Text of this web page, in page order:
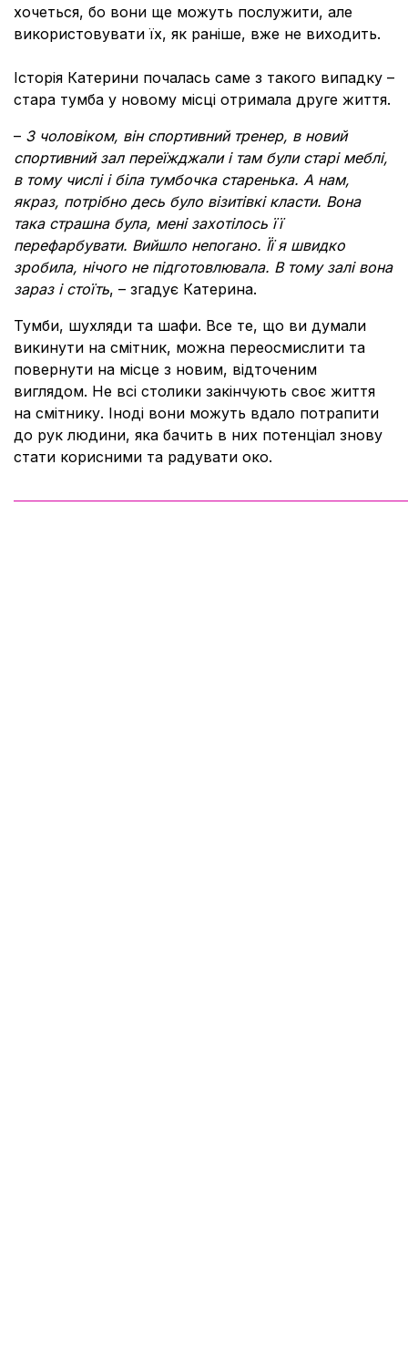
хочеться, бо вони ще можуть послужити, але
використовувати їх, як раніше, вже не виходить.
Історія Катерини почалась саме з такого випадку –
стара тумба у новому місці отримала друге життя.
– З чоловіком, він спортивний тренер, в новий
спортивний зал переїжджали і там були старі меблі,
в тому числі і біла тумбочка старенька. А нам,
якраз, потрібно десь було візитівкі класти. Вона
така страшна була, мені захотілось її
перефарбувати. Вийшло непогано. Її я швидко
зробила, нічого не підготовлювала. В тому залі вона
зараз і стоїть, – згадує Катерина.
Тумби, шухляди та шафи. Все те, що ви думали
викинути на смітник, можна переосмислити та
повернути на місце з новим, відточеним
виглядом. Не всі столики закінчують своє життя
на смітнику. Іноді вони можуть вдало потрапити
до рук людини, яка бачить в них потенціал знову
стати корисними та радувати око.